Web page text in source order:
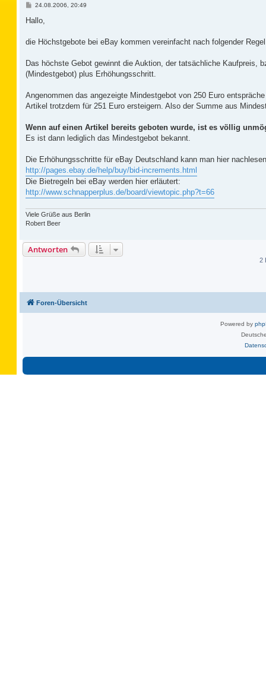
B
i
a
24.08.2006, 20:49
Hallo,
die Höchstgebote bei eBay kommen vereinfacht nach folgender
Das höchste Gebot gewinnt die Auktion, der tatsächliche Kaufpreis,
(Mindestgebot) plus Erhöhungsschritt.
Angenommen das angezeigte Mindestgebot von 250 Euro
Artikel trotzdem für 251 Euro ersteigern. Also der Summe aus
Wenn auf einen Artikel bereits geboten wurde, ist es völlig
Es ist dann lediglich das Mindestgebot bekannt.
Die Erhöhungsschritte für eBay Deutschland kann man hier
http://pages.ebay.de/help/buy/bid-increments.html
Die Bietregeln bei eBay werden hier erläutert:
http://www.schnapperplus.de/board/viewtopic.php?t=66
Viele Grüße aus Berlin
Robert Beer
Antworten
2
Foren-Übersicht
Powered by